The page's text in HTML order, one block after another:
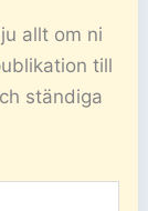
allt om ni
till
ständiga